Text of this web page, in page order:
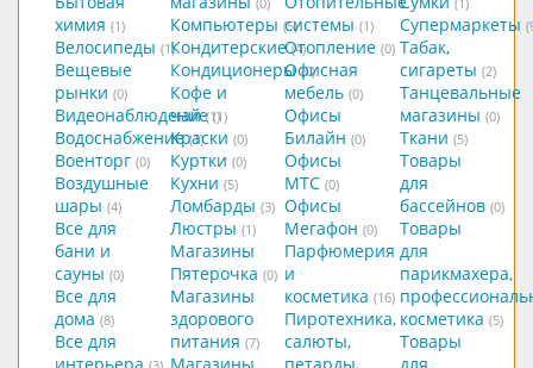
химия (1)
Велосипеды (1)
Вещевые
рынки (0)
Видеонаблюдение (1)
Водоснабжение (1)
Военторг (0)
Воздушные
шары (4)
Все для
бани и
сауны (0)
Все для
дома (8)
Все для
Компьютеры (5)
Кондитерские (4)
Кондиционеры (0)
Кофе и
чай (1)
Краски (0)
Куртки (0)
Кухни (5)
Ломбарды (3)
Люстры (1)
Магазины
Пятерочка (0)
Магазины
здорового
питания (7)
системы (1)
Отопление (0)
Офисная
мебель (0)
Офисы
Билайн (0)
Офисы
МТС (0)
Офисы
Мегафон (0)
Парфюмерия
и
косметика (16)
Пиротехника,
салюты,
Супермаркеты
Табак,
сигареты (2)
Танцевальные
магазины (0)
Ткани (5)
Товары
для
бассейнов (0)
Товары
для
парикмахера,
косметика (5)
Товары